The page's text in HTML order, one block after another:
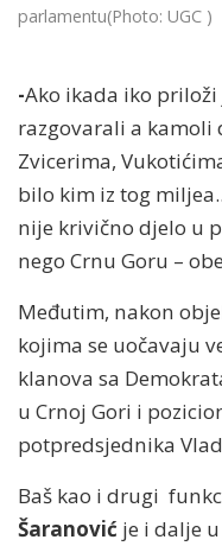
parlamentu(Photo: UGC )
-Ako ikada iko
razgovarali a kamoli
Zvicerima,
bilo kim iz tog
nije krivično djelo u
nego Crnu Goru –
Međutim, nakon
kojima se uočavaju
klanova sa
u Crnoj Gori i
potpredsjednika
Baš kao i drugi
Šaranović je i dalje